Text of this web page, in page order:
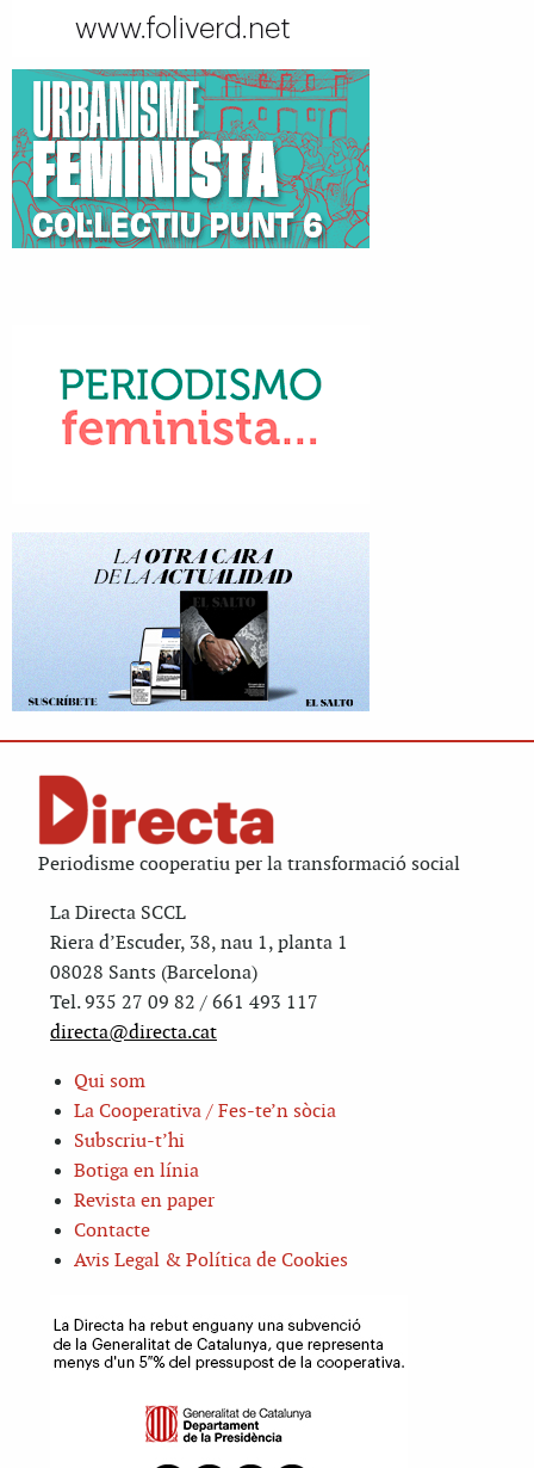
Periodisme cooperatiu per la transformació social
La Directa SCCL
Riera d’Escuder, 38, nau 1, planta 1
08028 Sants (Barcelona)
Tel. 935 27 09 82 / 661 493 117
directa@directa.cat
Qui som
La Cooperativa / Fes-te’n sòcia
Subscriu-t’hi
Botiga en línia
Revista en paper
Contacte
Avis Legal & Política de Cookies